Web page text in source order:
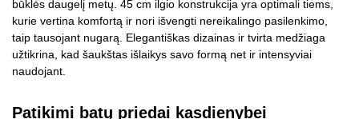
būklės daugelį metų. 45 cm ilgio konstrukcija yra optimali tiems,
kurie vertina komfortą ir nori išvengti nereikalingo pasilenkimo,
taip tausojant nugarą. Elegantiškas dizainas ir tvirta medžiaga
užtikrina, kad šaukštas išlaikys savo formą net ir intensyviai
naudojant.
Patikimi batų priedai kasdienybei